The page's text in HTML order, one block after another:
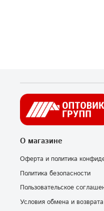
О магазине
Оферта и политика
Политика безопасности
Пользовательское
Условия обмена и возврата